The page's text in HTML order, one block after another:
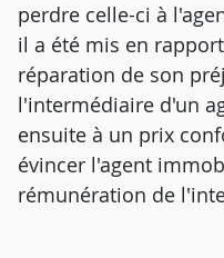
perdre celle-ci à
il a été mis en
réparation de son
l'intermédiaire d'un
ensuite à un prix
évincer l'agent
rémunération de